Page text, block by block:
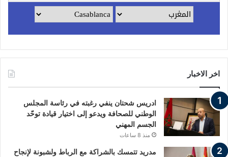
اخر الاخبار
ادريس شحتان ينفي رغبته في رئاسة المجلس
الوطني للصحافة ويدعو إلى اختيار قيادة توحّد
الجسم المهني
منذ 8 ساعات
مدريد تتمسك بالشراكة مع الرباط ولشبونة لإنجاح